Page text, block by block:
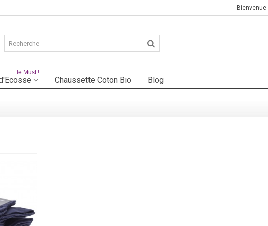
le Must !
Chaussette Coton Bio Blog